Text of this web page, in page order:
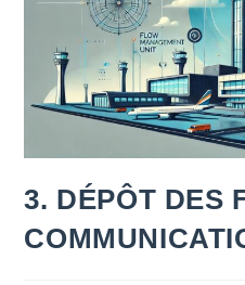
3. DÉPÔT DES